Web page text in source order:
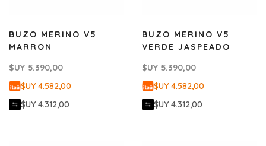
BUZO MERINO V5
MARRON
$UY 5.390,00
$UY 4.582,00
$UY 4.312,00
BUZO MERINO V5
VERDE JASPEADO
$UY 5.390,00
$UY 4.582,00
$UY 4.312,00